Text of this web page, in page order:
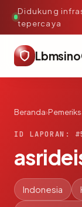
Didukung
tepercaya
Beranda›
ID LAPORAN:
Indonesia